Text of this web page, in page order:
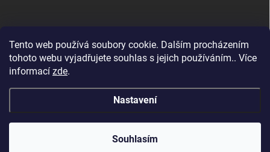
Tento web používá soubory cookie. Dalším procházením
tohoto webu vyjadřujete souhlas s jejich používáním.. Více
informací zde.
Nastavení
Souhlasím
Vytvořil Shoptet
Toypex. Všechna práva vyhrazena.